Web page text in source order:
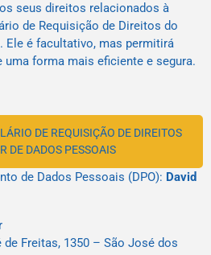
seus direitos relacionados à
de Requisição de Direitos do
Ele é facultativo, mas permitirá
forma mais eficiente e segura.
DE REQUISIÇÃO DE DIREITOS
DE DADOS PESSOAIS
de Dados Pessoais (DPO): David
Freitas, 1350 – São José dos